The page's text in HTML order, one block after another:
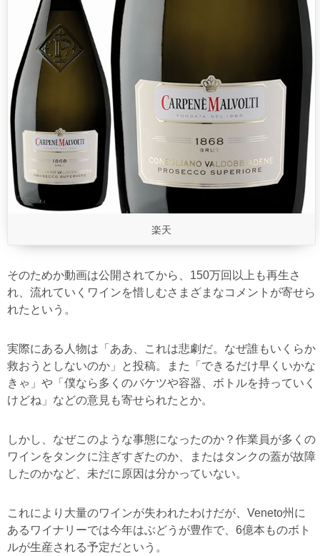
楽天
そのためか動画は公開されてから、150万回以上も再生さ
れ、流れていくワインを惜しむさまざまなコメントが寄せら
れたという。
実際にある人物は「ああ、これは悲劇だ。なぜ誰もいくらか
救おうとしないのか」と投稿。また「できるだけ早くいかな
きゃ」や「僕なら多くのバケツや容器、ボトルを持っていく
けどね」などの意見も寄せられたとか。
しかし、なぜこのような事態になったのか？作業員が多くの
ワインをタンクに注ぎすぎたのか、またはタンクの蓋が故障
したのかなど、未だに原因は分かっていない。
これにより大量のワインが失われたわけだが、Veneto州に
あるワイナリーでは今年はぶどうが豊作で、6億本ものボト
ルが生産される予定だという。